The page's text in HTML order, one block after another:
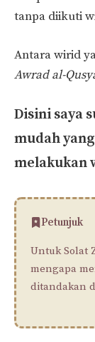
tanpa diikuti
Antara wirid
Awrad al-
Disini saya
mudah
melakukan
Petunjuk
Untuk Solat
mengapa
ditandakan